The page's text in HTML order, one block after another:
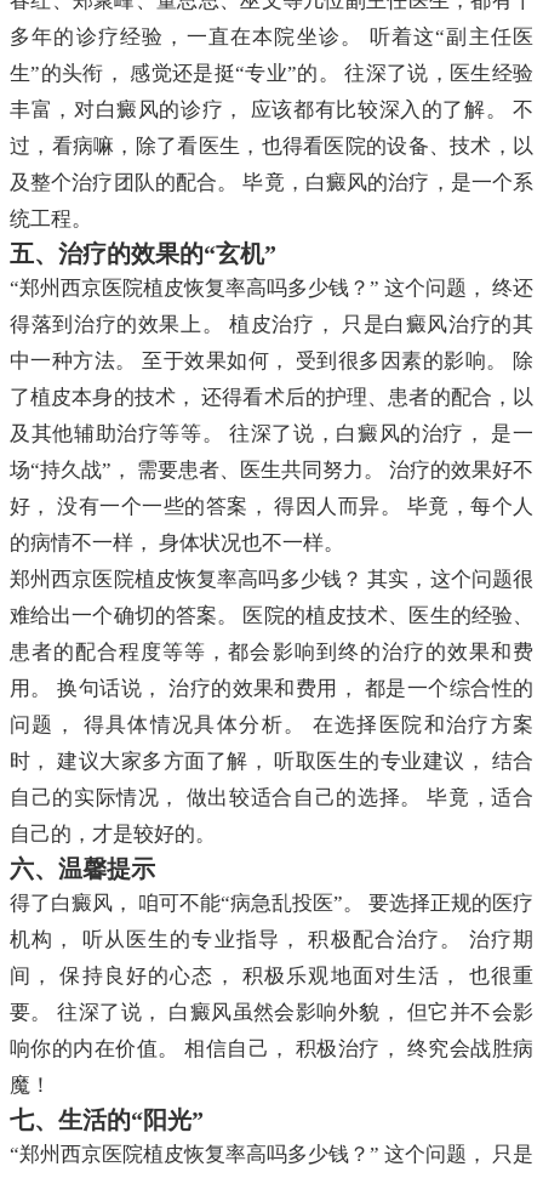
多年的诊疗经验，一直在本院坐诊。 听着这“副主任医
生”的头衔， 感觉还是挺“专业”的。 往深了说，医生经验
丰富，对白癜风的诊疗， 应该都有比较深入的了解。 不
过，看病嘛，除了看医生，也得看医院的设备、技术，以
及整个治疗团队的配合。 毕竟，白癜风的治疗，是一个系
统工程。
五、治疗的效果的“玄机”
“郑州西京医院植皮恢复率高吗多少钱？” 这个问题， 终还
得落到治疗的效果上。 植皮治疗， 只是白癜风治疗的其
中一种方法。 至于效果如何， 受到很多因素的影响。 除
了植皮本身的技术， 还得看术后的护理、患者的配合，以
及其他辅助治疗等等。 往深了说，白癜风的治疗， 是一
场“持久战”， 需要患者、医生共同努力。 治疗的效果好不
好， 没有一个一些的答案， 得因人而异。 毕竟，每个人
的病情不一样， 身体状况也不一样。
郑州西京医院植皮恢复率高吗多少钱？ 其实，这个问题很
难给出一个确切的答案。 医院的植皮技术、医生的经验、
患者的配合程度等等，都会影响到终的治疗的效果和费
用。 换句话说， 治疗的效果和费用， 都是一个综合性的
问题， 得具体情况具体分析。 在选择医院和治疗方案
时， 建议大家多方面了解， 听取医生的专业建议， 结合
自己的实际情况， 做出较适合自己的选择。 毕竟，适合
自己的，才是较好的。
六、温馨提示
得了白癜风， 咱可不能“病急乱投医”。 要选择正规的医疗
机构， 听从医生的专业指导， 积极配合治疗。 治疗期
间， 保持良好的心态， 积极乐观地面对生活， 也很重
要。 往深了说， 白癜风虽然会影响外貌， 但它并不会影
响你的内在价值。 相信自己， 积极治疗， 终究会战胜病
魔！
七、生活的“阳光”
“郑州西京医院植皮恢复率高吗多少钱？” 这个问题， 只是